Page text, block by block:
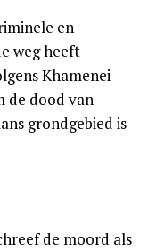
en
weg heeft
Khamenei
de dood van
grondgebied is
de moord als